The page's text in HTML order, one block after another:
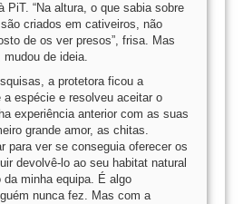
PiT. “Na altura, o que sabia sobre
criados em cativeiros, não
de os ver presos”, frisa. Mas
de ideia.
a protetora ficou a
espécie e resolveu aceitar o
experiência anterior com as suas
grande amor, as chitas.
para ver se conseguia oferecer os
devolvê-lo ao seu habitat natural
minha equipa. É algo
nunca fez. Mas com a